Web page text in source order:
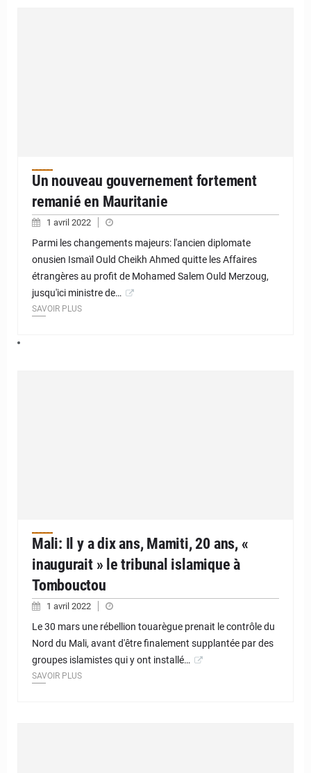
Un nouveau gouvernement fortement
remanié en Mauritanie
1 avril 2022
Parmi les changements majeurs: l'ancien diplomate
onusien Ismaïl Ould Cheikh Ahmed quitte les Affaires
étrangères au profit de Mohamed Salem Ould Merzoug,
jusqu'ici ministre de…
SAVOIR PLUS
Mali: Il y a dix ans, Mamiti, 20 ans, «
inaugurait » le tribunal islamique à
Tombouctou
1 avril 2022
Le 30 mars une rébellion touarègue prenait le contrôle du
Nord du Mali, avant d'être finalement supplantée par des
groupes islamistes qui y ont installé…
SAVOIR PLUS